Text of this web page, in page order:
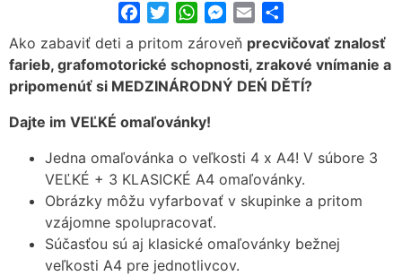
FacebookTwitterWhatsApp
Messenger
Email
Ako zabaviť deti a pritom zároveň precvičovať znalosť
farieb, grafomotorické schopnosti, zrakové vnímanie a
pripomenúť si MEDZINÁRODNÝ DEŃ DĚTÍ?
Dajte im VEĽKÉ omaľovánky!
Jedna omaľovánka o veľkosti 4 x A4! V súbore 3
VEĽKÉ + 3 KLASICKÉ A4 omaľovánky.
Obrázky môžu vyfarbovať v skupinke a pritom
vzájomne spolupracovať.
Súčasťou sú aj klasické omaľovánky bežnej
veľkosti A4 pre jednotlivcov.